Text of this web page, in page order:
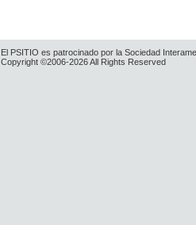
El PSITIO es patrocinado por la Sociedad
Copyright ©2006-2026 All Rights Reserved